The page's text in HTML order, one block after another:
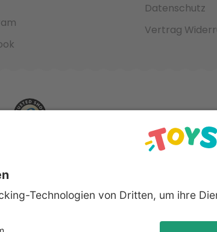
Datenschutz
Vertrag
Alle genannten Produkte und